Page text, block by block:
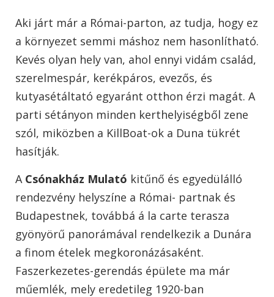
Aki járt már a Római-parton, az tudja, hogy ez
a környezet semmi máshoz nem hasonlítható.
Kevés olyan hely van, ahol ennyi vidám család,
szerelmespár, kerékpáros, evezős, és
kutyasétáltató egyaránt otthon érzi magát. A
parti sétányon minden kerthelyiségből zene
szól, miközben a KillBoat-ok a Duna tükrét
hasítják.
A Csónakház Mulató kitűnő és egyedülálló
rendezvény helyszíne a Római- partnak és
Budapestnek, továbbá á la carte terasza
gyönyörű panorámával rendelkezik a Dunára
a finom ételek megkoronázásaként.
Faszerkezetes-gerendás épülete ma már
műemlék, mely eredetileg 1920-ban